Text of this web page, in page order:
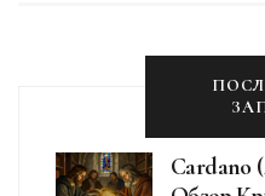
Cardano